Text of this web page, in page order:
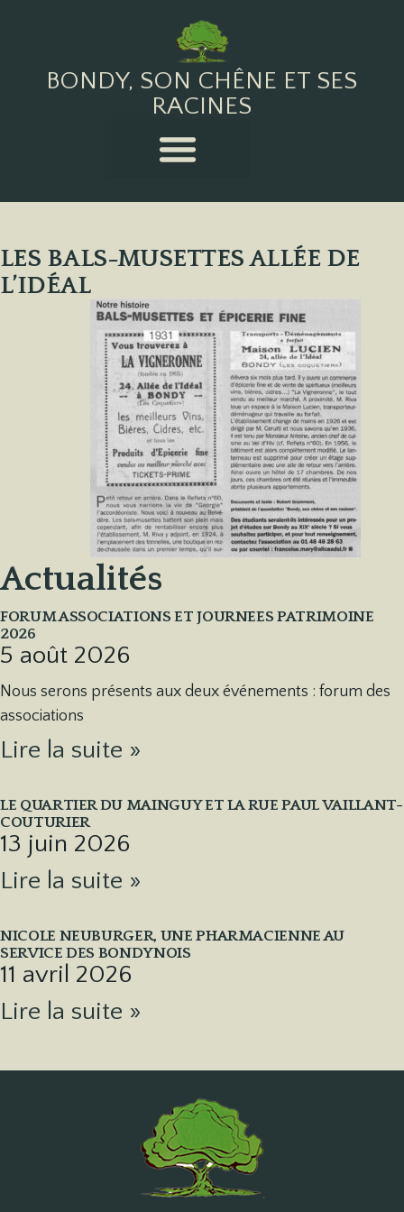
BONDY, SON CHÊNE ET SES
RACINES
LES BALS-MUSETTES ALLÉE DE
L’IDÉAL
Actualités
FORUM ASSOCIATIONS ET JOURNEES PATRIMOINE
2026
5 août 2026
Nous serons présents aux deux événements : forum des
associations
Lire la suite »
LE QUARTIER DU MAINGUY ET LA RUE PAUL VAILLANT-
COUTURIER
13 juin 2026
Lire la suite »
NICOLE NEUBURGER, UNE PHARMACIENNE AU
SERVICE DES BONDYNOIS
11 avril 2026
Lire la suite »